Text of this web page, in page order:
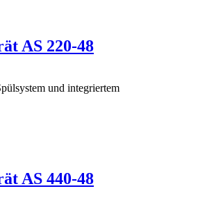
AS 220-48
und integriertem
AS 440-48